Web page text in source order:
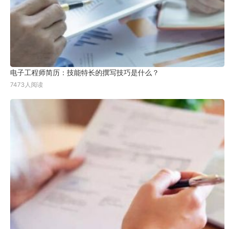
电子工程师简历：技能特长的撰写技巧是什么？
7473人阅读